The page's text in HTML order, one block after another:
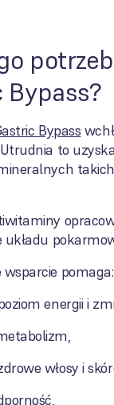
Bypass?
Bypass
to
wsparcie pomaga:
energii i
włosy i